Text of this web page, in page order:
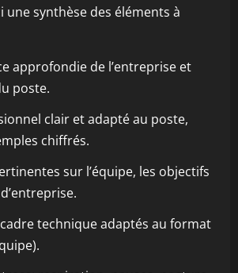
une synthèse des éléments à
approfondie de l’entreprise et
poste.
clair et adapté au poste,
chiffrés.
sur l’équipe, les objectifs
technique adaptés au format